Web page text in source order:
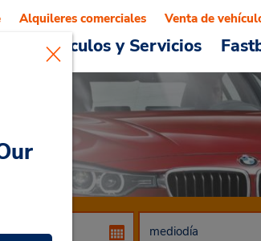
Vehículos y Servicios
Alquileres comerciales Venta de